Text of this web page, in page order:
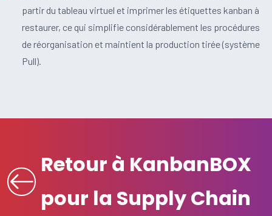
partir du tableau virtuel et imprimer les étiquettes kanban à
restaurer, ce qui simplifie considérablement les procédures
de réorganisation et maintient la production tirée (système
Pull).
Retour à KanbanBOX
pour la Supply Chain